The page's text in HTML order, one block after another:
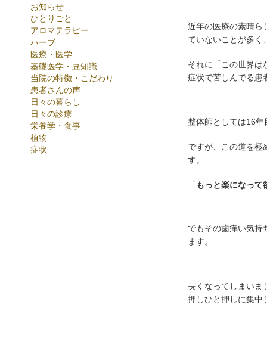
お知らせ
ひとりごと
アロマテラピー
ハーブ
医療・医学
基礎医学・豆知識
当院の特徴・こだわり
患者さんの声
日々の暮らし
日々の診療
栄養学・食事
植物
症状
近年の医療の素晴ら
ていないことが多く
それに「この世界
症状で苦しんでる患
整体師としては16年
ですが、この道を極
す。
「 もっと楽になっ
でもその歯痒い気持
ます。
長くなってしまいま
押しひと押しに集中